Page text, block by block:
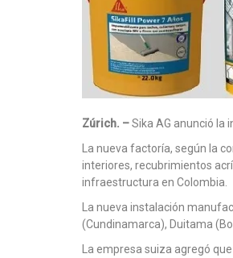
Zúrich. –Sika AG anunció la
La nueva factoría, según la
interiores, recubrimientos
infraestructura en Colombia.
La nueva instalación
(Cundinamarca), Duitama
La empresa suiza agregó